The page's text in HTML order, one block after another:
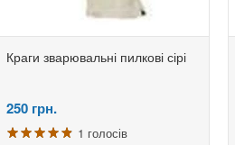
Краги зварювальні пилкові сірі
250 грн.
1 голосів